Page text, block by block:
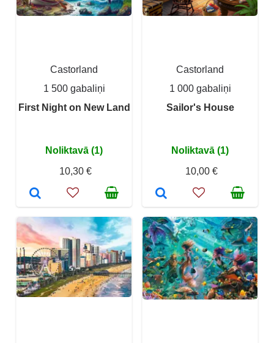
Castorland
1 500 gabaliņi
First Night on New Land
Noliktavā (1)
10,30 €
Castorland
1 000 gabaliņi
Sailor's House
Noliktavā (1)
10,00 €